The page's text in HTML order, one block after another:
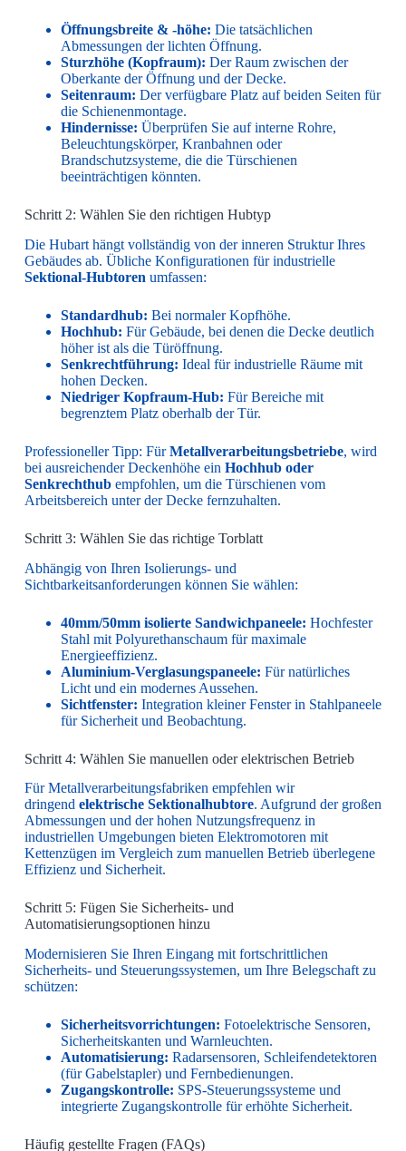
Öffnungsbreite & -höhe: Die tatsächlichen
Abmessungen der lichten Öffnung.
Sturzhöhe (Kopfraum): Der Raum zwischen der
Oberkante der Öffnung und der Decke.
Seitenraum: Der verfügbare Platz auf beiden Seiten für
die Schienenmontage.
Hindernisse: Überprüfen Sie auf interne Rohre,
Beleuchtungskörper, Kranbahnen oder
Brandschutzsysteme, die die Türschienen
beeinträchtigen könnten.
Schritt 2: Wählen Sie den richtigen Hubtyp
Die Hubart hängt vollständig von der inneren Struktur Ihres
Gebäudes ab. Übliche Konfigurationen für industrielle
Sektional-Hubtoren umfassen:
Standardhub: Bei normaler Kopfhöhe.
Hochhub: Für Gebäude, bei denen die Decke deutlich
höher ist als die Türöffnung.
Senkrechtführung: Ideal für industrielle Räume mit
hohen Decken.
Niedriger Kopfraum-Hub: Für Bereiche mit
begrenztem Platz oberhalb der Tür.
Professioneller Tipp: FürMetallverarbeitungsbetriebe, wird
bei ausreichender Deckenhöhe ein Hochhub oder
Senkrechthubempfohlen, um die Türschienen vom
Arbeitsbereich unter der Decke fernzuhalten.
Schritt 3: Wählen Sie das richtige Torblatt
Abhängig von Ihren Isolierungs- und
Sichtbarkeitsanforderungen können Sie wählen:
40mm/50mm isolierte Sandwichpaneele: Hochfester
Stahl mit Polyurethanschaum für maximale
Energieeffizienz.
Aluminium-Verglasungspaneele: Für natürliches
Licht und ein modernes Aussehen.
Sichtfenster: Integration kleiner Fenster in Stahlpaneele
für Sicherheit und Beobachtung.
Schritt 4: Wählen Sie manuellen oder elektrischen Betrieb
Für Metallverarbeitungsfabriken empfehlen wir
dringend elektrische Sektionalhubtore. Aufgrund der großen
Abmessungen und der hohen Nutzungsfrequenz in
industriellen Umgebungen bieten Elektromotoren mit
Kettenzügen im Vergleich zum manuellen Betrieb überlegene
Effizienz und Sicherheit.
Schritt 5: Fügen Sie Sicherheits- und
Automatisierungsoptionen hinzu
Modernisieren Sie Ihren Eingang mit fortschrittlichen
Sicherheits- und Steuerungssystemen, um Ihre Belegschaft zu
schützen:
Sicherheitsvorrichtungen: Fotoelektrische Sensoren,
Sicherheitskanten und Warnleuchten.
Automatisierung: Radarsensoren, Schleifendetektoren
(für Gabelstapler) und Fernbedienungen.
Zugangskontrolle: SPS-Steuerungssysteme und
integrierte Zugangskontrolle für erhöhte Sicherheit.
Häufig gestellte Fragen (FAQs)